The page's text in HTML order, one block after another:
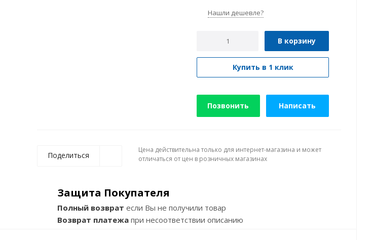
Нашли дешевле?
В корзину
Купить в 1 клик
Позвонить Написать
Поделиться
Цена действительна только для интернет-магазина и может
отличаться от цен в розничных магазинах
Защита Покупателя
Полный возврат если Вы не получили товар
Возврат платежа при несоответствии описанию